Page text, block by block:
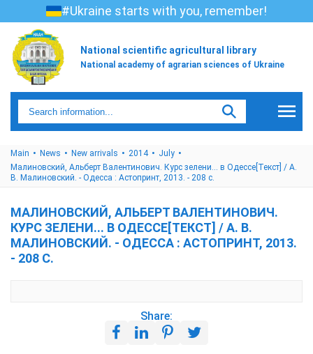
#Ukraine starts with you, remember!
National scientific agricultural library
National academy of agrarian sciences of Ukraine
Main News New arrivals 2014
July
Малиновский, Альберт Валентинович. Курс зелени... в Одессе[Текст] / А.
В. Малиновский. - Одесса : Астопринт, 2013. - 208 с.
МАЛИНОВСКИЙ, АЛЬБЕРТ ВАЛЕНТИНОВИЧ.
КУРС ЗЕЛЕНИ... В ОДЕССЕ[ТЕКСТ] / А. В.
МАЛИНОВСКИЙ. - ОДЕССА : АСТОПРИНТ, 2013.
- 208 С.
Share: